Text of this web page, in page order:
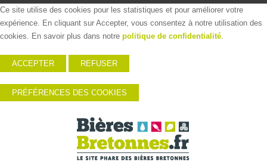
Ce site utilise des cookies pour les statistiques et pour améliorer votre
expérience. En cliquant sur Accepter, vous consentez à notre utilisation des
cookies. En savoir plus dans notre politique de confidentialité.
ACCEPTER REFUSER
PRÉFÉRENCES DES COOKIES